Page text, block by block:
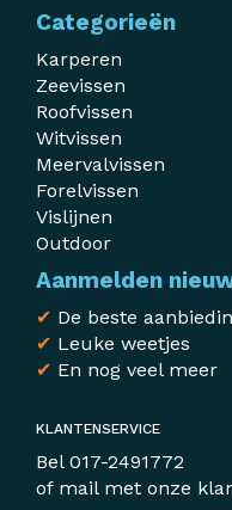
Categorieën
Karperen
Zeevissen
Roofvissen
Witvissen
Meervalvissen
Forelvissen
Vislijnen
Outdoor
Aanmelden
✔ De beste
✔ Leuke weetjes
✔ En nog veel meer
KLANTENSERVICE
Bel 017-2491772
of mail met onze